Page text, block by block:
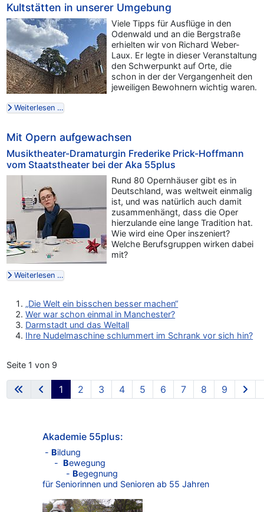
Akademie 55plus:
- Bildung
- Bewegung
- Begegnung
für Seniorinnen und Senioren ab 55 Jahren
Kultstätten in unserer Umgebung
Viele Tipps für Ausflüge in den
Odenwald und an die Bergstraße
erhielten wir von Richard Weber-
Laux. Er legte in dieser Veranstaltung
den Schwerpunkt auf Orte, die
schon in der der Vergangenheit den
jeweiligen Bewohnern wichtig waren.
Weiterlesen …
Mit Opern aufgewachsen
Musiktheater-Dramaturgin Frederike Prick-Hoffmann
vom Staatstheater bei der Aka 55plus
Rund 80 Opernhäuser gibt es in
Deutschland, was weltweit einmalig
ist, und was natürlich auch damit
zusammenhängt, dass die Oper
hierzulande eine lange Tradition hat.
Wie wird eine Oper inszeniert?
Welche Berufsgruppen wirken dabei
mit?
Weiterlesen …
„Die Welt ein bisschen besser machen“
Wer war schon einmal in Manchester?
Darmstadt und das Weltall
Ihre Nudelmaschine schlummert im Schrank vor sich hin?
Seite 1 von 9
1 2 3 4 5 6 7 8 9